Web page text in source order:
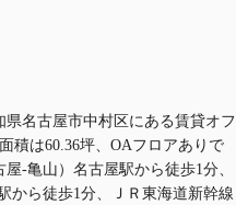
名古屋市中村区にある賃貸オフ
積は60.36坪、OAフロアありで
-亀山）名古屋駅から徒歩1分、
から徒歩1分、ＪＲ東海道新幹線